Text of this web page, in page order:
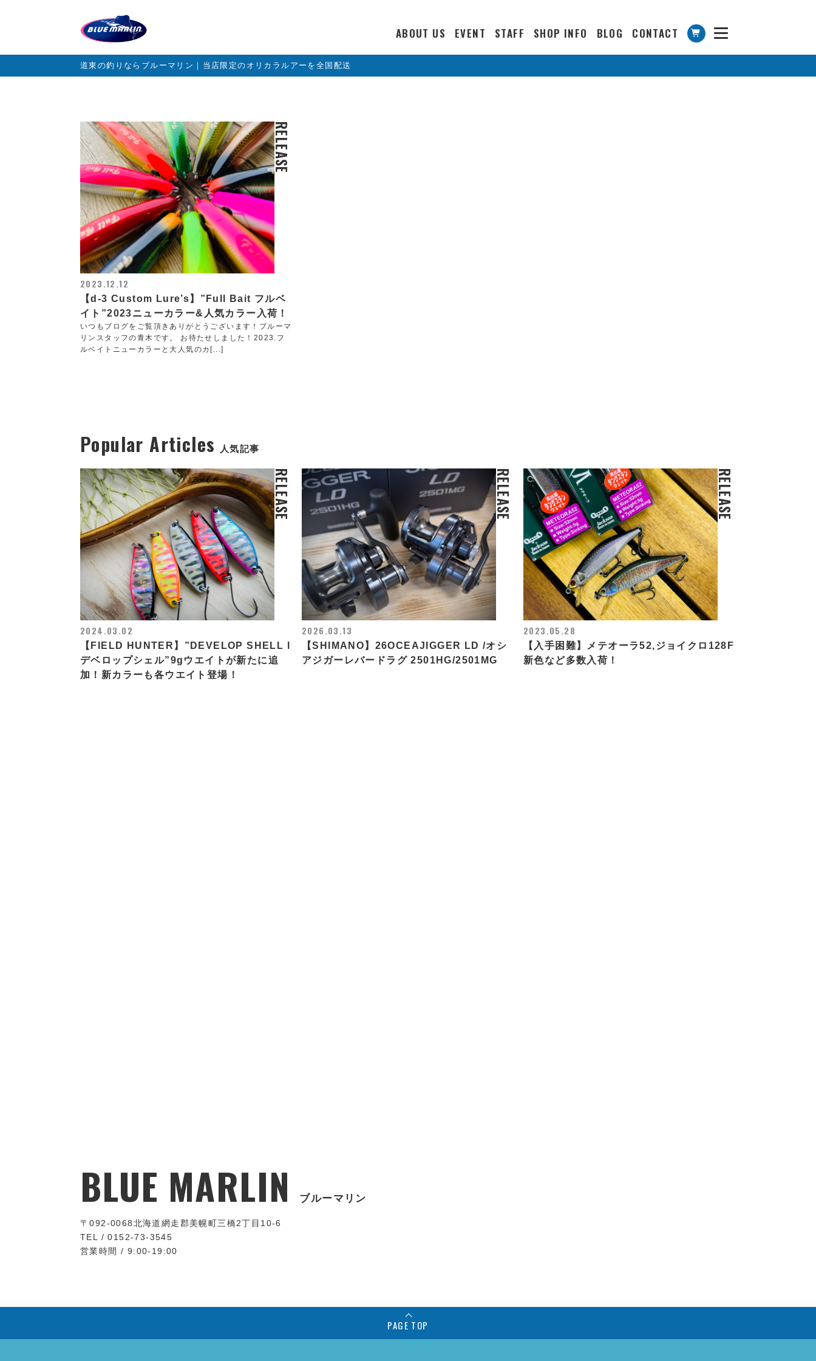
ABOUT US EVENT STAFF SHOP INFO BLOG CONTACT
道東の釣りならブルーマリン｜当店限定のオリカラルアーを全国配送
RELEASE
2023.12.12
【d-3 Custom Lure’s】”Full Bait フルベ
イト”2023ニューカラー&人気カラー入荷！
いつもブログをご覧頂きありがとうございます！ブルーマ
リンスタッフの青木です。 お待たせしました！2023.フ
ルベイトニューカラーと大人気のカ[...]
Popular Articles 人気記事
RELEASE
2024.03.02
【FIELD HUNTER】”DEVELOP SHELL l
デベロップシェル”9gウエイトが新たに追
加！新カラーも各ウエイト登場！
RELEASE
2026.03.13
【SHIMANO】26OCEAJIGGER LD /オシ
アジガーレバードラグ 2501HG/2501MG
RELEASE
2023.05.28
【入手困難】メテオーラ52,ジョイクロ128F
新色など多数入荷！
BLUE MARLIN ブルーマリン
〒092-0068北海道網走郡美幌町三橋2丁目10-6
TEL / 0152-73-3545
営業時間 / 9:00-19:00
PAGE TOP